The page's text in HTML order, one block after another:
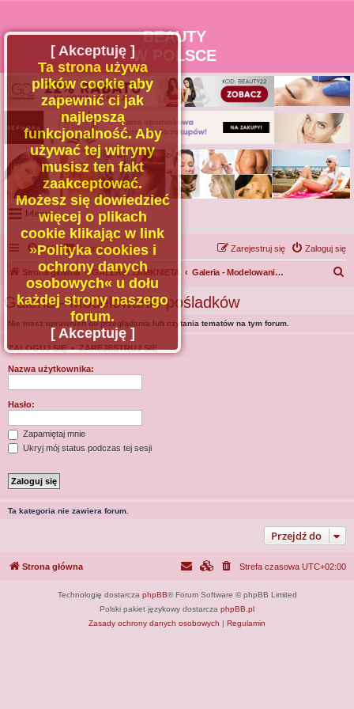
BEAUTY
W POLSCE
Menu
Portal
Facebook
Regulamin
Zapytaj administratora
Kontakt
FAQ Kontakt z nami Zaloguj się
Zarejestruj się
Strona główna GALERIA ZAMKNIETA Galeria - Modelowanie pośladków
Galeria - Modelowanie pośladków
Nie masz uprawnień do przeglądania lub czytania tematów na tym forum.
ZALOGUJ SIĘ•ZAREJESTRUJ SIĘ
Nazwa użytkownika:
Hasło:
Zapamiętaj mnie
Ukryj mój status podczas tej sesji
Ta kategoria nie zawiera forum.
Przejdź do
[ Akceptuję ]
Ta strona używa
plików cookie aby
zapewnić ci jak
najlepszą
funkcjonalność. Aby
używać tej witryny
musisz ten fakt
zaakceptować.
Możesz się dowiedzieć
więcej o plikach
cookie klikając w link
»Polityka cookies i
ochrony danych
osobowych« u dołu
każdej strony naszego
forum.
[ Akceptuję ]
Strona główna Strefa czasowa UTC+02:00
Technologię dostarcza phpBB® Forum Software © phpBB Limited
Polski pakiet językowy dostarcza phpBB.pl
Zasady ochrony danych osobowych | Regulamin